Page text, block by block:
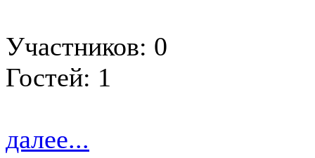
Участников: 0
Гостей: 1
далее...